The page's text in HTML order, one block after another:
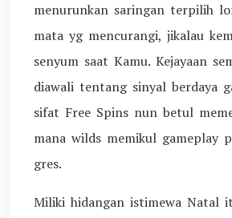
menurunkan saringan terpilih
mata yg mencurangi, jikalau
senyum saat Kamu. Kejayaan
diawali tentang sinyal berdaya
sifat Free Spins nun betul
mana wilds memikul gameplay
gres.
Miliki hidangan istimewa Natal